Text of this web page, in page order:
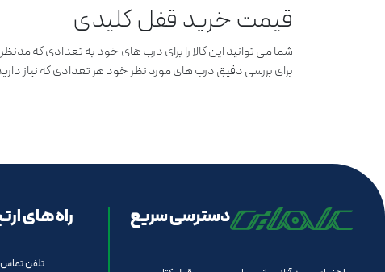
قیمت خرید قفل کلیدی
شما می توانید این کالا را برای درب های خود به تعدادی که
برای بررسی دقیق درب های مورد نظر خود هر تعدادی که نیاز
دسترسی سریع راه های
تلفن